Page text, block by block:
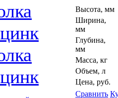
Высота, мм
Ширина,
мм
Глубина,
мм
Масса, кг
Объем, л
Цена, руб.
Сравнить